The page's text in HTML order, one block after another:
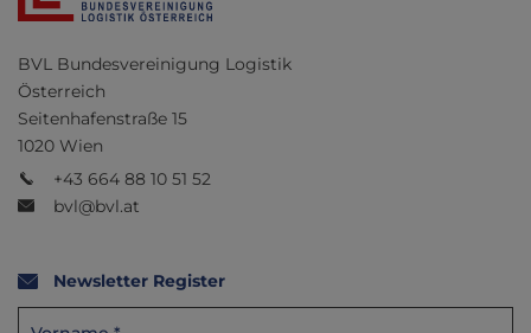
BVL Bundesvereinigung Logistik
Österreich
Seitenhafenstraße 15
1020 Wien
+43 664 88 10 51 52
bvl@bvl.at
Newsletter Register